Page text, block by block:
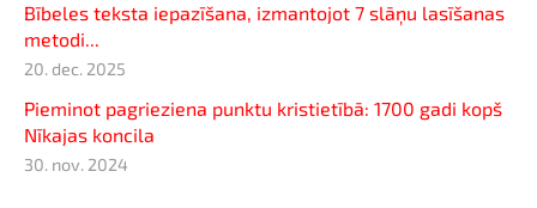
Bībeles teksta iepazīšana, izmantojot 7 slāņu lasīšanas
metodi...
20. dec. 2025
Pieminot pagrieziena punktu kristietībā: 1700 gadi kopš
Nīkajas koncila
30. nov. 2024